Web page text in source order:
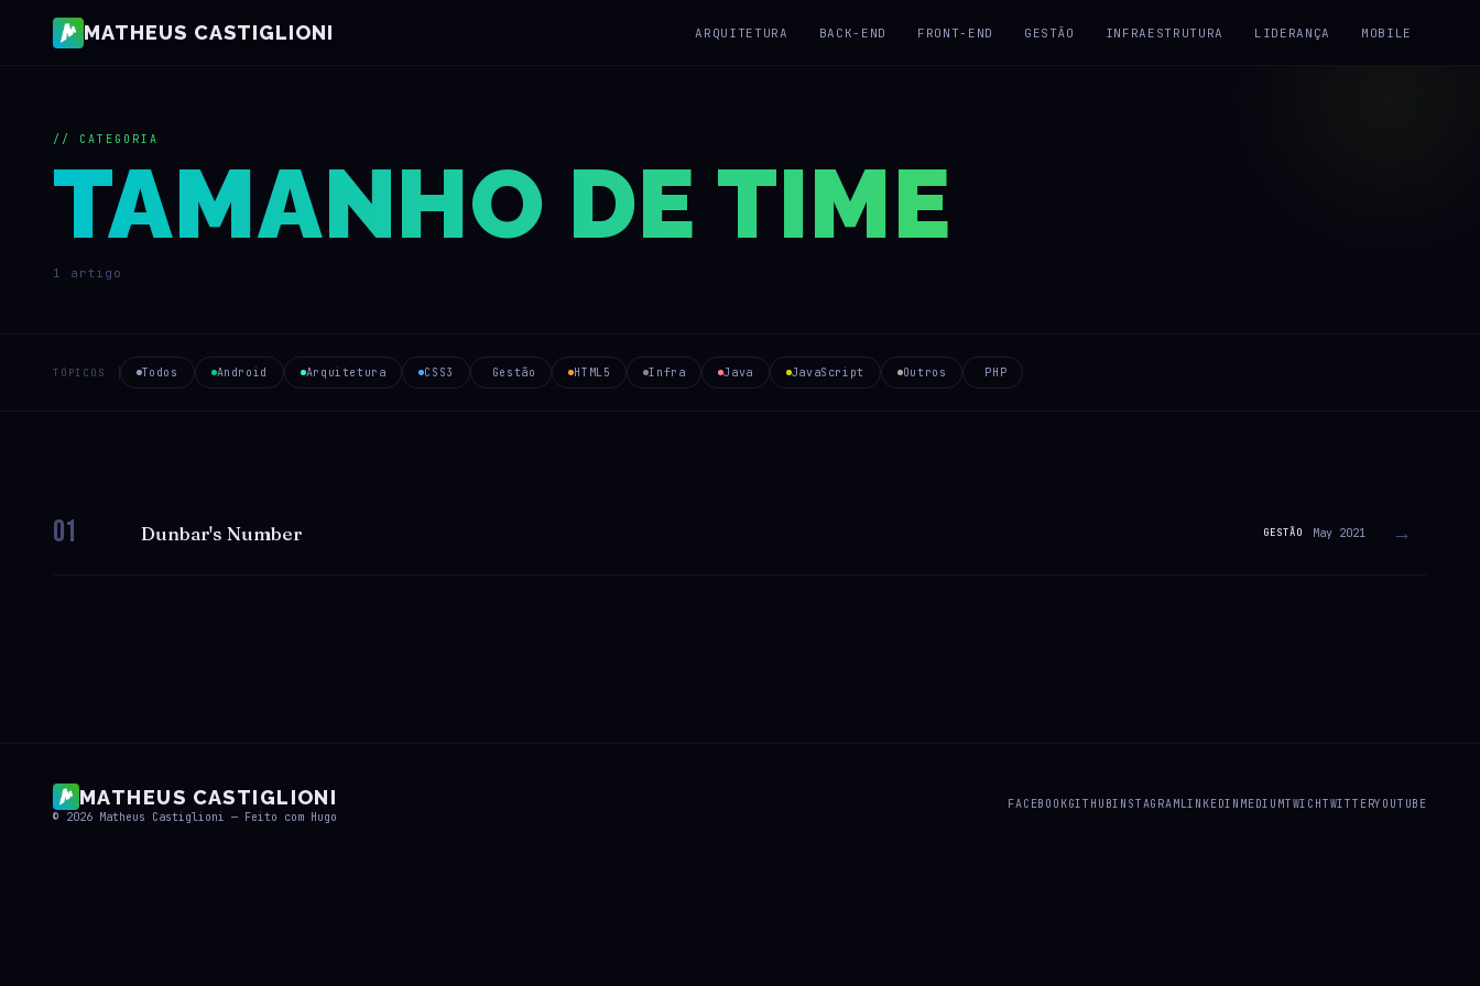
MATHEUS CASTIGLIONI ARQUITETURA BACK-END FRONT-END GESTÃO INFRAESTRUTURA LIDERANÇA MOBILE
// CATEGORIA
TAMANHO DE TIME
1 artigo
TÓPICOS Todos Android Arquitetura CSS3 Gestão HTML5 Infra Java JavaScript Outros PHP
01 Dunbar's Number GESTÃO May 2021 →
MATHEUS CASTIGLIONI
© 2026 Matheus Castiglioni — Feito com Hugo
FACEBOOKGITHUBINSTAGRAMLINKEDIN MEDIUMTWICHTWITTERYOUTUBE